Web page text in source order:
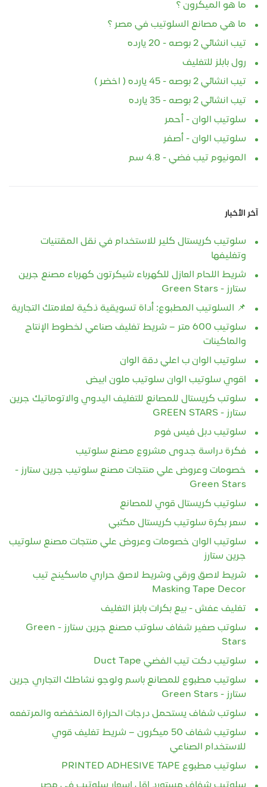
ما هو الميكرون ؟
ما هي مصانع السلوتيب في مصر ؟
تيب انشائي 2 بوصه - 20 يارده
رول بابلز للتغليف
تيب انشائي 2 بوصه - 45 يارده ( اخضر )
تيب انشائي 2 بوصه - 35 يارده
سلوتيب الوان - أحمر
سلوتيب الوان - أصفر
المونيوم تيب فضي - 4.8 سم
آخر الأخبار
سلوتيب كريستال كلير للاستخدام في نقل المقتنيات
وتغليفها
شريط اللحام العازل للكهرباء شيكرتون كهرباء مصنع جرين
ستارز - Green Stars
📌 السلوتيب المطبوع: أداة تسويقية ذكية لعلامتك التجارية
سلوتيب 600 متر – شريط تغليف صناعي لخطوط الإنتاج
والماكينات
سلوتيب الوان ب اعلي دقة الوان
اقوي سلوتيب الوان سلوتيب ملون ابيض
سلوتب كريستال للمصانع للتغليف اليدوي والاتوماتيك جرين
ستارز - GREEN STARS
سلوتيب دبل فيس فوم
فكرة دراسة جدوى مشروع مصنع سلوتيب
خصومات وعروض علي منتجات مصنع سلوتيب جرين ستارز -
Green Stars
سلوتيب كريستال قوي للمصانع
سعر بكرة سلوتيب كريستال مكتبي
سلوتيب الوان خصومات وعروض علي منتجات مصنع سلوتيب
جرين ستارز
شريط لاصق ورقي وشريط لاصق حراري ماسكينج تيب
Masking Tape Decor
تغليف عفش - بيع بكرات بابلز التغليف
سلوتب صغير شفاف سلوتب مصنع جرين ستارز - Green
Stars
سلوتيب دكت تيب الفضي Duct Tape
سلوتيب مطبوع للمصانع باسم ولوجو نشاطك التجاري جرين
ستارز - Green Stars
سلوتب شفاف يستحمل درجات الحرارة المنخفضه والمرتفعه
سلوتيب شفاف 50 ميكرون – شريط تغليف قوي
للاستخدام الصناعي
سلوتيب مطبوع PRINTED ADHESIVE TAPE